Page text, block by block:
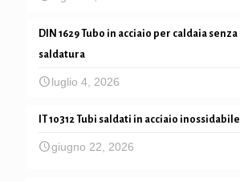
DIN 1629 Tubo in acciaio per caldaia senza
saldatura
luglio 4, 2026
IT 10312 Tubi saldati in acciaio inossidabile
giugno 22, 2026